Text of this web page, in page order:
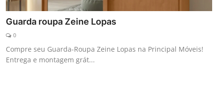
Armário de cozinha
Camas
Galeria
Guarda roupa Zeine Lopas
0
Compre seu Guarda-Roupa Zeine Lopas na Principal Móveis!
Entrega e montagem grát...